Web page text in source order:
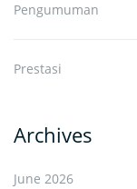
Pengumuman
Prestasi
Archives
June 2026